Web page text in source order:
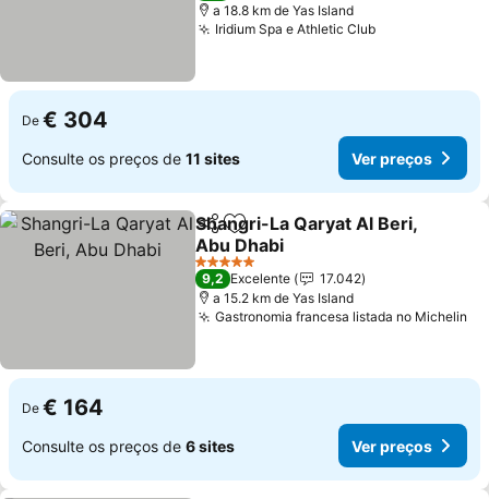
a 18.8 km de Yas Island
Iridium Spa e Athletic ClubVer preços
De € 304
Consulte os preços de 11 sites Ver preços
PartilharAdicionar aos favoritos
Shangri-La Qaryat Al Beri,
Abu Dhabi
Ver preços
5 Estrelas
9,2 Excelente
17.042
a 15.2 km de Yas Island
Gastronomia francesa listada no Michelin
De € 164
Consulte os preços de 6 sites Ver preços